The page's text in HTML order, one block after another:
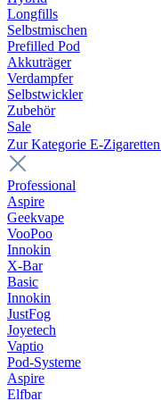
Longfills
Selbstmischen
Prefilled Pod
Akkuträger
Verdampfer
Selbstwickler
Zubehör
Sale
Zur Kategorie E-Zigaretten
Professional
Aspire
Geekvape
VooPoo
Innokin
X-Bar
Basic
Innokin
JustFog
Joyetech
Vaptio
Pod-Systeme
Aspire
Elfbar